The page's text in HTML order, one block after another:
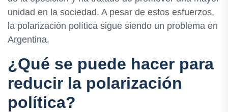
unidad en la sociedad. A pesar de estos esfuerzos,
la polarización política sigue siendo un problema en
Argentina.
¿Qué se puede hacer para
reducir la polarización
política?